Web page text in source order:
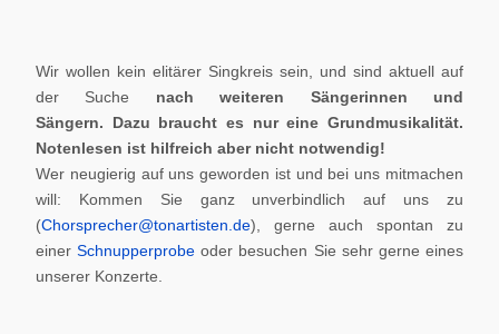
Wir wollen kein elitärer Singkreis sein, und sind aktuell auf
der Suche nach weiteren Sängerinnen und
Sängern. Dazu braucht es nur eine Grundmusikalität.
Notenlesen ist hilfreich aber nicht notwendig!
Wer neugierig auf uns geworden ist und bei uns mitmachen
will: Kommen Sie ganz unverbindlich auf uns zu
(Chorsprecher@tonartisten.de), gerne auch spontan zu
einerSchnupperprobe oder besuchen Sie sehr gerne eines
unserer Konzerte.